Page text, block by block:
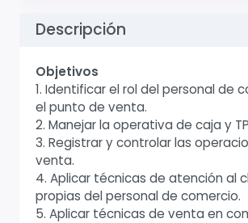
Descripción
Objetivos
1. Identificar el rol del personal de
el punto de venta.
2. Manejar la operativa de caja y
3. Registrar y controlar las
venta.
4. Aplicar técnicas de atención al
propias del personal de comercio.
5. Aplicar técnicas de venta en